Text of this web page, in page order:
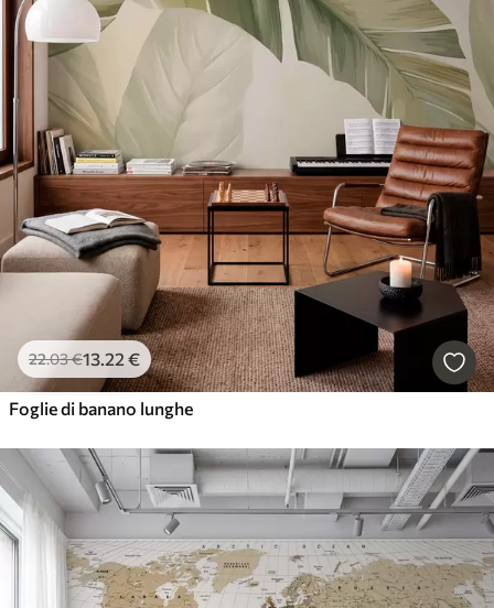
22.03€13.22 €
Foglie di banano lunghe